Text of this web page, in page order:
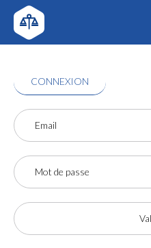
CONNEXION